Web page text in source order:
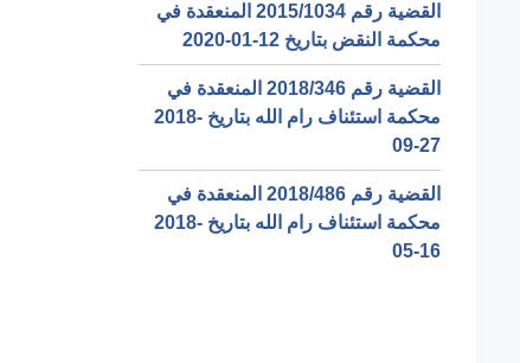
القضية رقم ‎1034‏/‎2015‏ المنعقدة في
محكمة النقض بتاريخ ‎2020-01-12‏
القضية رقم ‎346‏/‎2018‏ المنعقدة في
محكمة استئناف رام الله بتاريخ ‎2018-
09-27‏
القضية رقم ‎486‏/‎2018‏ المنعقدة في
محكمة استئناف رام الله بتاريخ ‎2018-
05-16‏